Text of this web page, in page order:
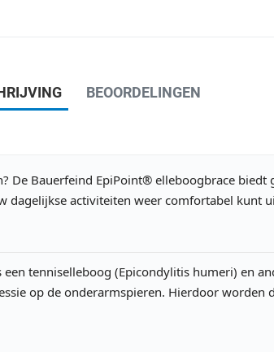
BEOORDELINGEN
De Bauerfeind EpiPoint® elleboogbrace
dagelijkse activiteiten weer comfortabel kunt
tenniselleboog (Epicondylitis humeri) en
op de onderarmspieren. Hierdoor worden